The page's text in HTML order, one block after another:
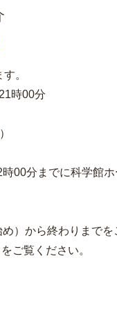
。
時00分
00分までに科学館
）から終わりまで
ご覧ください。